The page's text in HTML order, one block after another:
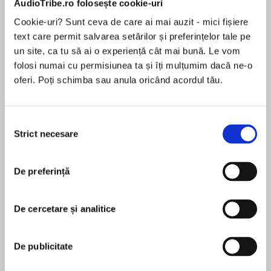
AudioTribe.ro folosește cookie-uri
Cookie-uri? Sunt ceva de care ai mai auzit - mici fișiere
text care permit salvarea setărilor și preferințelor tale pe
un site, ca tu să ai o experiență cât mai bună. Le vom
folosi numai cu permisiunea ta și îți mulțumim dacă ne-o
oferi. Poți schimba sau anula oricând acordul tău.
consimțământului
Strict necesare
De preferință
De cercetare și analitice
De publicitate
Desprecarte
In the epic finale to the #1 internationally
bestselling Fallen Gods trilogy that started
clash in a final battle for supremacy.
War has come. The fire god Hseth is leading an
unstoppable army south, consuming everything
unify allies and old foes against a common
Elo navigates an uneasy alliance with Arren—his
pentru această carte
HANNAH KANER is the author of Godkiller,